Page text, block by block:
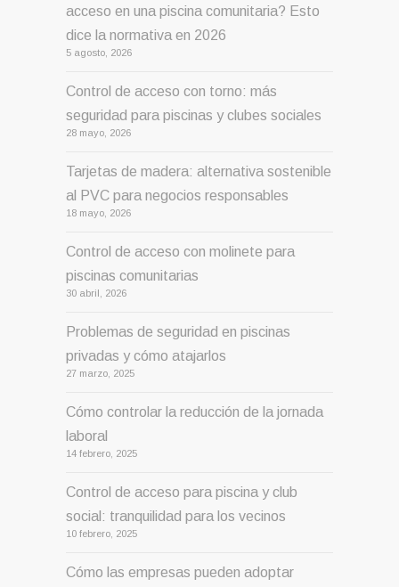
acceso en una piscina comunitaria? Esto
dice la normativa en 2026
5 agosto, 2026
Control de acceso con torno: más
seguridad para piscinas y clubes sociales
28 mayo, 2026
Tarjetas de madera: alternativa sostenible
al PVC para negocios responsables
18 mayo, 2026
Control de acceso con molinete para
piscinas comunitarias
30 abril, 2026
Problemas de seguridad en piscinas
privadas y cómo atajarlos
27 marzo, 2025
Cómo controlar la reducción de la jornada
laboral
14 febrero, 2025
Control de acceso para piscina y club
social: tranquilidad para los vecinos
10 febrero, 2025
Cómo las empresas pueden adoptar